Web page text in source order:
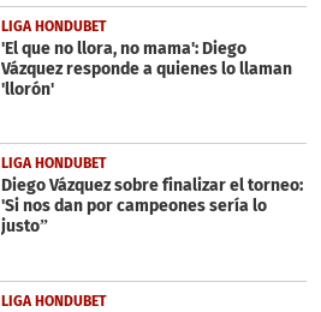
LIGA HONDUBET
'El que no llora, no mama': Diego
Vázquez responde a quienes lo llaman
'llorón'
LIGA HONDUBET
Diego Vázquez sobre finalizar el torneo:
'Si nos dan por campeones sería lo
justo”
LIGA HONDUBET